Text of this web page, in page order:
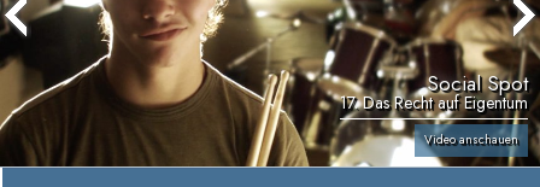
Social Spot
17. Das Recht auf Eigentum
Video anschauen